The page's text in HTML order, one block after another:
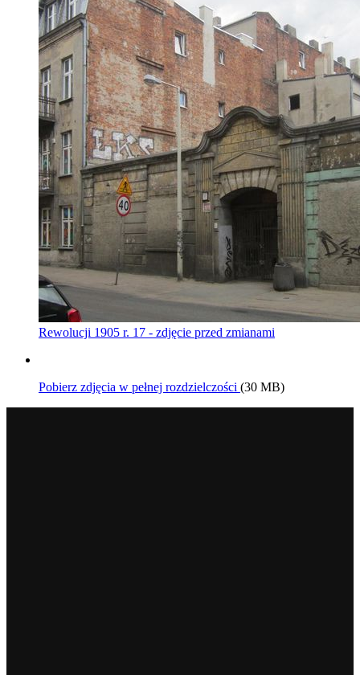
Rewolucji 1905 r. 17 - zdjęcie przed zmianami
Pobierz zdjęcia w pełnej rozdzielczości (30 MB)